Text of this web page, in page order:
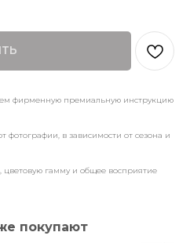
фирменную премиальную инструкцию
фотографии, в зависимости от сезона и
гамму и общее восприятие
покупают